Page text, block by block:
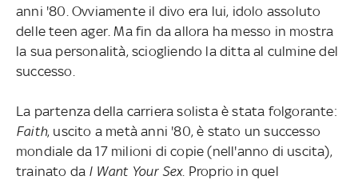
anni '80. Ovviamente il divo era lui, idolo assoluto
delle teen ager. Ma fin da allora ha messo in mostra
la sua personalità, sciogliendo la ditta al culmine del
successo.
La partenza della carriera solista è stata folgorante:
Faith, uscito a metà anni '80, è stato un successo
mondiale da 17 milioni di copie (nell'anno di uscita),
trainato da I Want Your Sex. Proprio in quel